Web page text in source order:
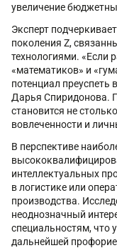
увеличение
Эксперт
поколения Z,
технологиями. «Если
«математиков» и
потенциал
Дарья Спиридонова.
становится не
вовлеченности и
В перспективе
интеллектуальных
в логистике или
производства.
неоднозначный
специальностям, что
дальнейшей